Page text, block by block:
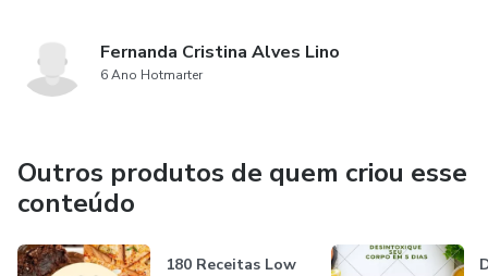
1200kcal a 1900kcal para você manter a sua dieta de
forma fácil e acessível .
Fernanda Cristina Alves Lino
6 Ano Hotmarter
Outros produtos de quem criou esse
conteúdo
180 Receitas Low